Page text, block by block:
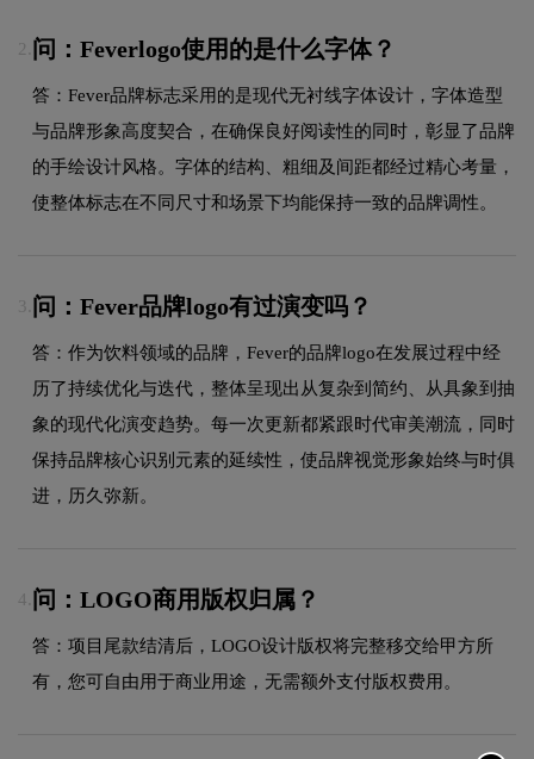
2. 问：Feverlogo使用的是什么字体？
答：Fever品牌标志采用的是现代无衬线字体设计，字体造型
与品牌形象高度契合，在确保良好阅读性的同时，彰显了品牌
的手绘设计风格。字体的结构、粗细及间距都经过精心考量，
使整体标志在不同尺寸和场景下均能保持一致的品牌调性。
3. 问：Fever品牌logo有过演变吗？
答：作为饮料领域的品牌，Fever的品牌logo在发展过程中经
历了持续优化与迭代，整体呈现出从复杂到简约、从具象到抽
象的现代化演变趋势。每一次更新都紧跟时代审美潮流，同时
保持品牌核心识别元素的延续性，使品牌视觉形象始终与时俱
进，历久弥新。
4. 问：LOGO商用版权归属？
答：项目尾款结清后，LOGO设计版权将完整移交给甲方所
有，您可自由用于商业用途，无需额外支付版权费用。